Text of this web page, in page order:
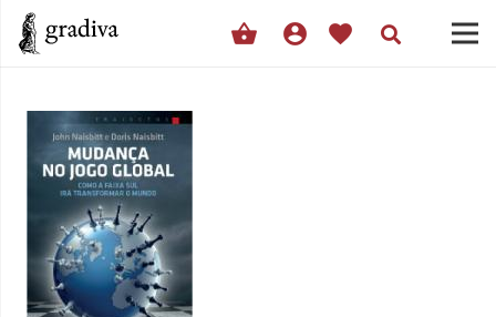
shopping_basket account_circle favorite